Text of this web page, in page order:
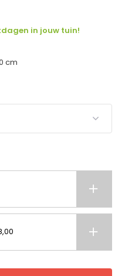
in jouw tuin!
cm